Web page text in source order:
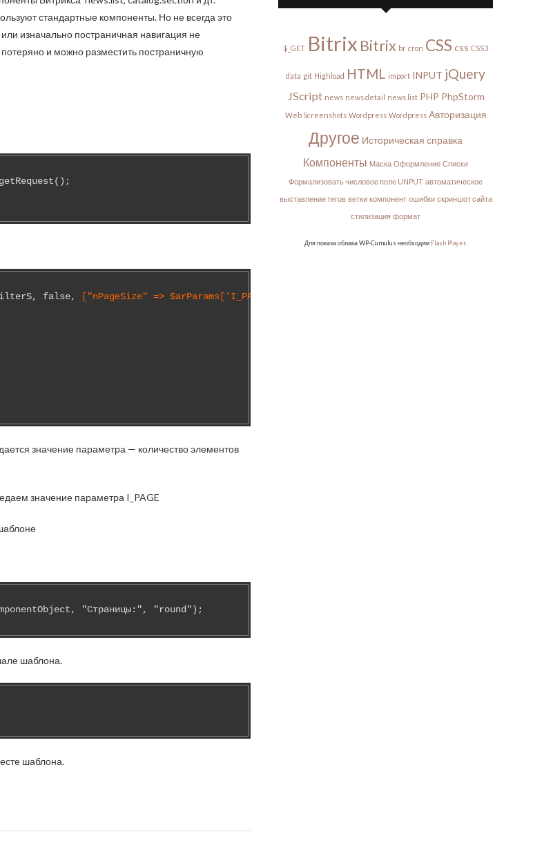
стандартные компоненты. Но не всегда это
изначально постраничная навигация не
и можно разместить постраничную
false, ["nPageSize" => $arParams['I_PAGE']]
значение параметра — количество элементов
значение параметра I_PAGE
"Страницы:", "round");
шаблона.
шаблона.
$_GET Bitrix Bitrix br cron CSS css CSS3
data git Highload HTML import INPUT jQuery
JScript news news.detail news.list PHP PhpStorm
Web Screenshots Wordpress Wordpress Авторизация
Другое Историческая справка
Компоненты Маска Оформление Списки
Формализовать числовое поле UNPUT автоматическое
выставление тегов ветки компонент ошибки скриншот сайта
стилизация формат
Для показа облака WP-Cumulus необходим Flash Player.